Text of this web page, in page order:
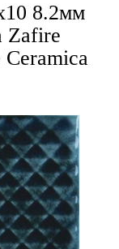
8.2мм
Zafire